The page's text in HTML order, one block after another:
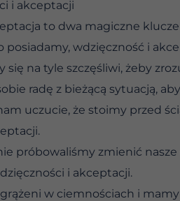
i akceptacji
to dwa magiczne
wdzięczność i
się na tyle szczęśliwi, żeby
radę z bieżącą sytuacją,
uczucie, że stoimy przed
próbowaliśmy zmienić
i akceptacji.
w ciemnościach i